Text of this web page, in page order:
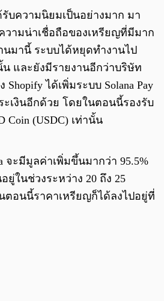
บความนิยมเป็นอย่างมาก มา
ามน่าเชื่อถือของเหรียญที่มีมาก
มานี้ ระบบได้หยุดทำงานไป
น และยังมีรายงานอีกว่าบริษัท
ได้เพิ่มระบบ Solana Pay
ะเงินอีกด้วย โดยในตอนนี้รองรับ
Coin (USDC) เท่านั้น
จะมีมูลค่าเพิ่มขึ้นมากว่า 95.5%
ในช่วงระหว่าง 20 ถึง 25
ตอนนี้ราคาเหรียญก็ได้ลงไปอยู่ที่